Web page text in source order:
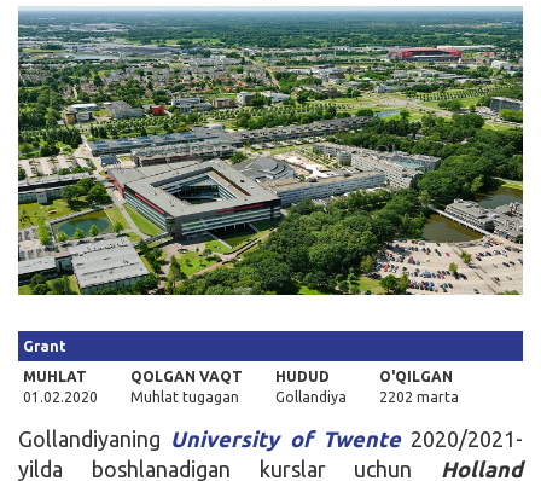
Qidirish
Kirish
Grant
MUHLAT
01.02.2020
QOLGAN VAQT
Muhlat tugagan
HUDUD
Gollandiya
O'QILGAN
2202 marta
Gollandiyaning University of Twente2020/2021-
yilda boshlanadigan kurslar uchun Holland